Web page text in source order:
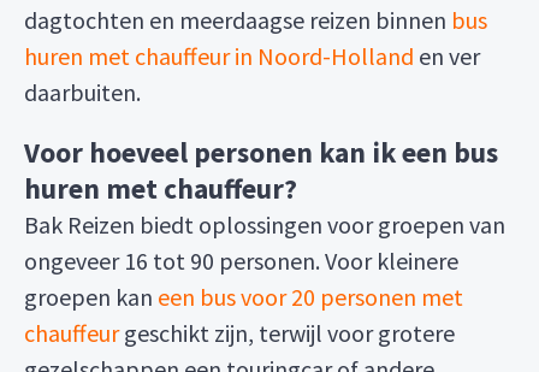
dagtochten en meerdaagse reizen binnen bus
huren met chauffeur in Noord-Holland en ver
daarbuiten.
Voor hoeveel personen kan ik een bus
huren met chauffeur?
Bak Reizen biedt oplossingen voor groepen van
ongeveer 16 tot 90 personen. Voor kleinere
groepen kan een bus voor 20 personen met
chauffeurgeschikt zijn, terwijl voor grotere